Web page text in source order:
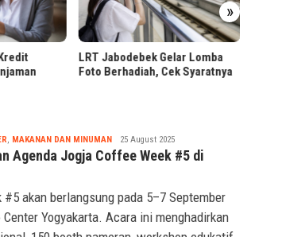
»
LRT Jabodebek Gelar Lomba
Foto Berhadiah, Cek Syaratnya
, MAKANAN DAN MINUMANTsaqif
Ridwan
25 August 2025
Agenda Jogja Coffee Week #5 di
akan berlangsung pada 5–7 September
Yogyakarta. Acara ini menghadirkan